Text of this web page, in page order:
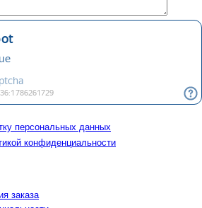
персональных данных
конфиденциальности
заказа